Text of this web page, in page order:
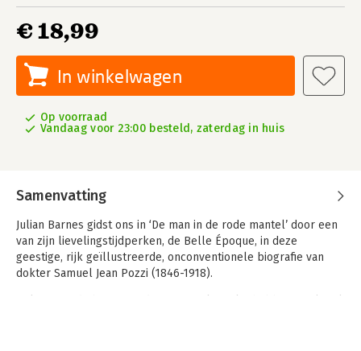
€ 18,99
In winkelwagen
Op voorraad
Vandaag voor 23:00 besteld, zaterdag in huis
Samenvatting
Julian Barnes gidst ons in ‘De man in de rode mantel’ door een
van zijn lievelingstijdperken, de Belle Époque, in deze
geestige, rijk geïllustreerde, onconventionele biografie van
dokter Samuel Jean Pozzi (1846-1918).